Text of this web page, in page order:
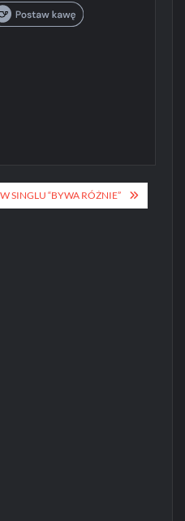
SINGLU “BYWA RÓŻNIE”